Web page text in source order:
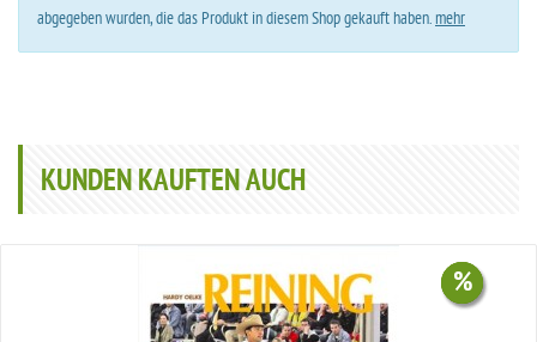
abgegeben wurden, die das Produkt in diesem Shop gekauft haben.mehr
KUNDEN KAUFTEN AUCH
%
%
%